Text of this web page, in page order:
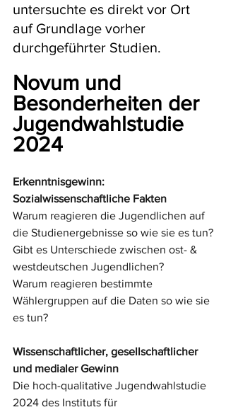
untersuchte es direkt vor Ort
auf Grundlage vorher
durchgeführter Studien.
Novum und
Besonderheiten der
Jugendwahlstudie
2024
Erkenntnisgewinn:
Sozialwissenschaftliche Fakten
Warum reagieren die Jugendlichen auf
die Studienergebnisse so wie sie es tun?
Gibt es Unterschiede zwischen ost- &
westdeutschen Jugendlichen?
Warum reagieren bestimmte
Wählergruppen auf die Daten so wie sie
es tun?
Wissenschaftlicher, gesellschaftlicher
und medialer Gewinn
Die hoch-qualitative Jugendwahlstudie
2024 des Instituts für